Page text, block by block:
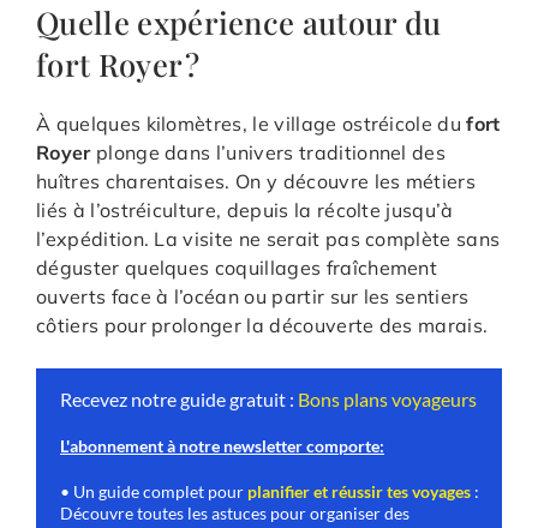
Quelle expérience autour du
fort Royer ?
À quelques kilomètres, le village ostréicole dufort
Royerplonge dans l’univers traditionnel des
huîtres charentaises. On y découvre les métiers
liés à l’ostréiculture, depuis la récolte jusqu’à
l’expédition. La visite ne serait pas complète sans
déguster quelques coquillages fraîchement
ouverts face à l’océan ou partir sur les sentiers
côtiers pour prolonger la découverte des marais.